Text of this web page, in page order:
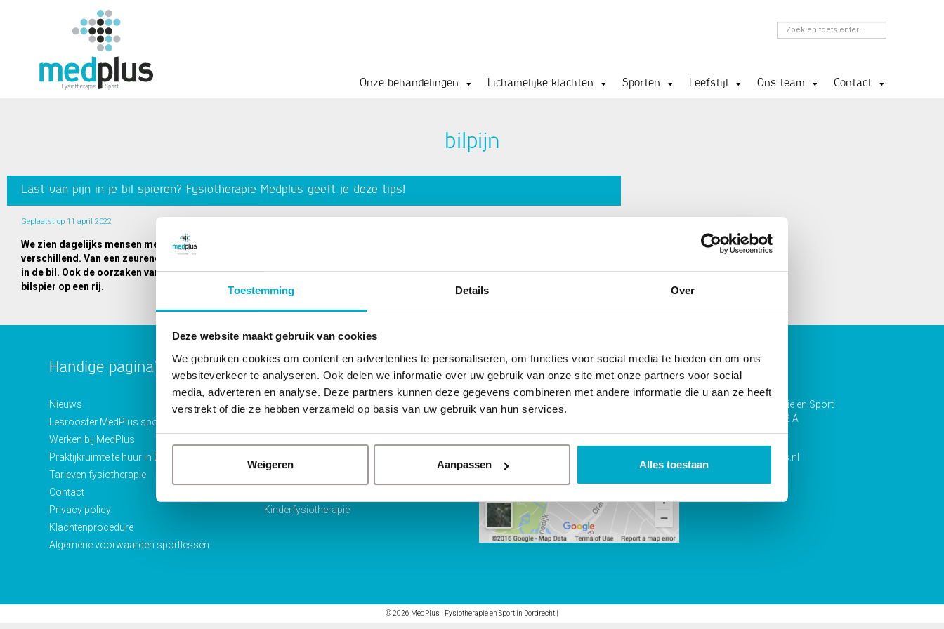
Toestemming Details Over
Deze website maakt gebruik van cookies
We gebruiken cookies om content en advertenties te personaliseren, om functies voor social media te bieden en om ons
websiteverkeer te analyseren. Ook delen we informatie over uw gebruik van onze site met onze partners voor social
media, adverteren en analyse. Deze partners kunnen deze gegevens combineren met andere informatie die u aan ze heeft
verstrekt of die ze hebben verzameld op basis van uw gebruik van hun services.
Weigeren Aanpassen Alles toestaan
Onze behandelingen Lichamelijke klachten Sporten Leefstijl Ons team Contact
bilpijn
Last van pijn in je bil spieren? Fysiotherapie Medplus geeft je deze tips!
Geplaatst op 11 april 2022
We zien dagelijks mensen met pijn in hun bilspier en dit kan verschillende oorzaken hebben. Bilpijnklachten zijn heel
verschillend. Van een zeurende continue aanwezige pijn in de bil, stijfheid en branderige pijn tot het gevoel van een beurse pijn
in de bil. Ook de oorzaken van bilpijn zijn erg verschillend. Wij zetten alles over de oorzaak en de oplossing van pijn in de
bilspier op een rij.
Handige pagina’s
Nieuws
Lesrooster MedPlus sportlessen
Werken bij MedPlus
Praktijkruimte te huur in Dordrecht
Tarieven fysiotherapie
Contact
Privacy policy
Klachtenprocedure
Algemene voorwaarden sportlessen
Direct naar
Onze behandelingen
Kinderfysiotherapie
Waar kun je ons vinden? Contact
MedPlus Fysiotherapie en Sport
Van Neurenburgpad 2 A
3311 DN Dordrecht
info@medplus.nl
© 2026 MedPlus | Fysiotherapie en Sport in Dordrecht